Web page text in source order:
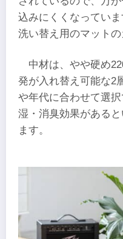
込みにくくなってい
洗い替え用のマットの
中材は、やや硬め
発が入れ替え可能な2
や年代に合わせて選
湿・消臭効果がある
ます。